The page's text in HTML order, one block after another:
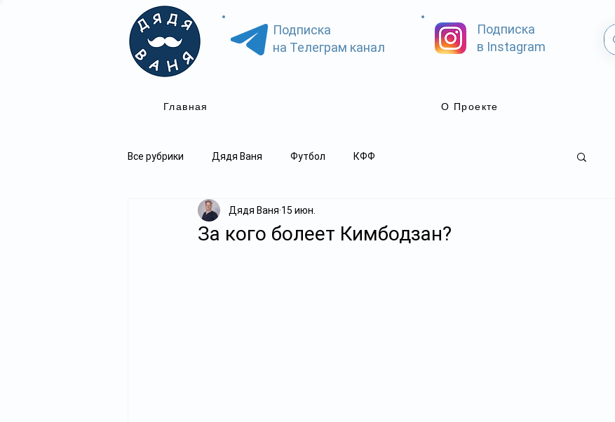
Подписка
на Телеграм канал
Главная
Подписка
в Instagram
О Проекте
Все рубрики Дядя Ваня Футбол КФФ
За кого болеет Кимбодзан?
Дядя Ваня 15 июн.